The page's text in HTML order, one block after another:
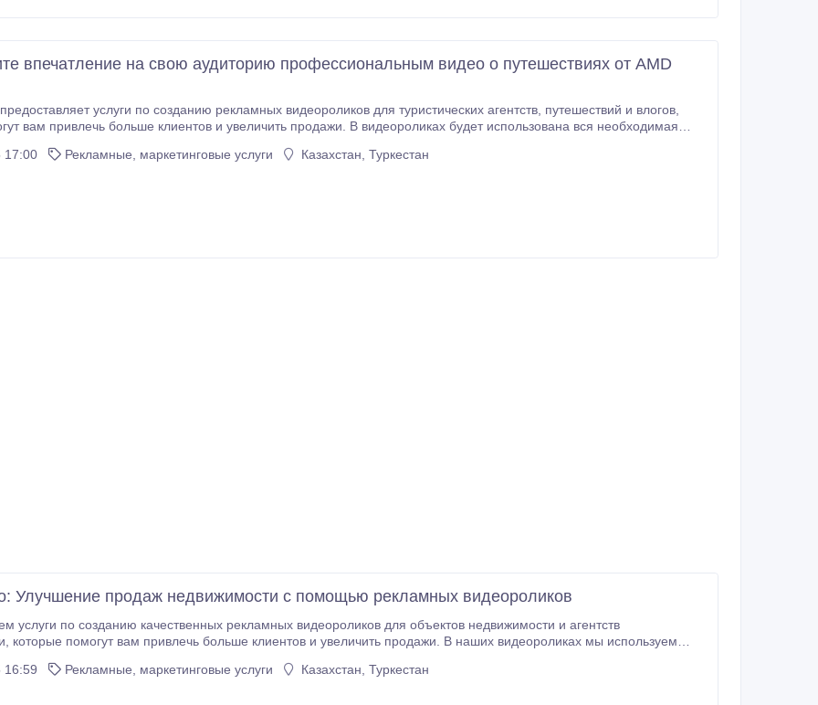
впечатление на свою аудиторию профессиональным видео о путешествиях от AMD
услуги по созданию рекламных видеороликов для туристических агентств, путешествий и влогов,
вам привлечь больше клиентов и увеличить продажи. В видеороликах будет использована вся необходимая
17:00
Рекламные, маркетинговые услуги Казахстан, Туркестан
Улучшение продаж недвижимости с помощью рекламных видеороликов
услуги по созданию качественных рекламных видеороликов для объектов недвижимости и агентств
16:59 Рекламные, маркетинговые услуги Казахстан, Туркестан